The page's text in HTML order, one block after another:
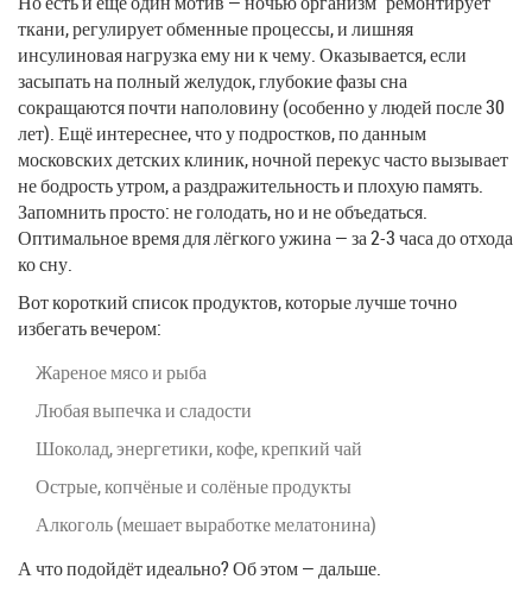
ткани, регулирует обменные процессы, и лишняя
инсулиновая нагрузка ему ни к чему. Оказывается, если
засыпать на полный желудок, глубокие фазы сна
сокращаются почти наполовину (особенно у людей после 30
лет). Ещё интереснее, что у подростков, по данным
московских детских клиник, ночной перекус часто вызывает
не бодрость утром, а раздражительность и плохую память.
Запомнить просто: не голодать, но и не объедаться.
Оптимальное время для лёгкого ужина — за 2-3 часа до отхода
ко сну.
Вот короткий список продуктов, которые лучше точно
избегать вечером:
Жареное мясо и рыба
Любая выпечка и сладости
Шоколад, энергетики, кофе, крепкий чай
Острые, копчёные и солёные продукты
Алкоголь (мешает выработке мелатонина)
А что подойдёт идеально? Об этом — дальше.